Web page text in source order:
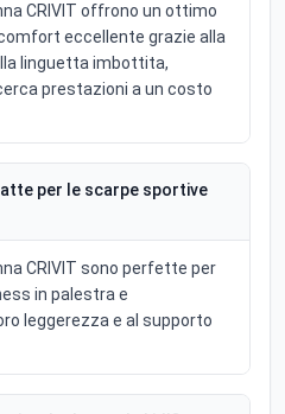
CRIVIT offrono un ottimo
eccellente grazie alla
linguetta imbottita,
prestazioni a un costo
per le scarpe sportive
CRIVIT sono perfette per
in palestra e
leggerezza e al supporto